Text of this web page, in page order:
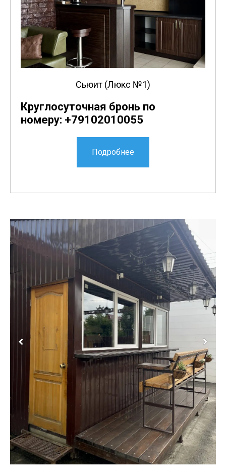
Сьюит (Люкс №1)
Круглосуточная бронь по
номеру: +79102010055
Подробнее